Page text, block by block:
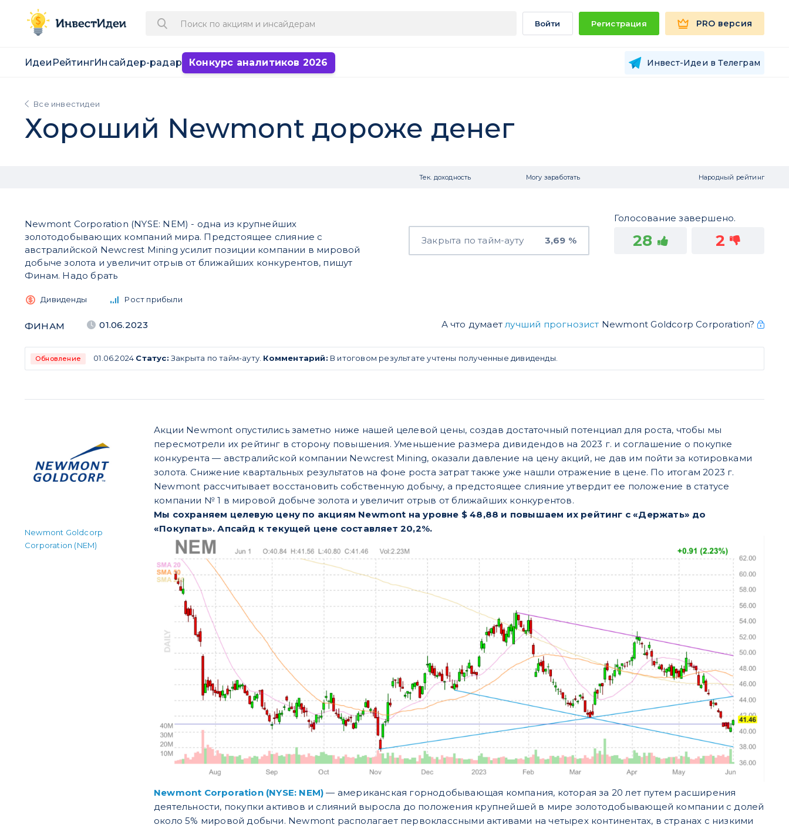
Войти Регистрация PRO версия
Идеи РейтингИнсайдер-радар Конкурс аналитиков 2026 Инвест-Идеи в Телеграм
Все инвестидеи
Хороший Newmont дороже денег
Тек. доходность Могу заработать Народный рейтинг
Newmont Corporation (NYSE: NEM) - одна из крупнейших
золотодобывающих компаний мира. Предстоящее слияние с
австралийской Newcrest Mining усилит позиции компании в мировой
добыче золота и увеличит отрыв от ближайших конкурентов, пишут
Финам. Надо брать
Закрыта по тайм-ауту 3,69 %
Голосование завершено.
28 2
Дивиденды Рост прибыли
ФИНАМ 01.06.2023 А что думает лучший прогнозист Newmont Goldcorp Corporation?
Обновление 01.06.2024 Статус: Закрыта по тайм-ауту. Комментарий: В итоговом результате учтены полученные дивиденды.
Newmont Goldcorp
Corporation (NEM)
Акции Newmont опустились заметно ниже нашей целевой цены, создав достаточный потенциал для роста, чтобы мы
пересмотрели их рейтинг в сторону повышения. Уменьшение размера дивидендов на 2023 г. и соглашение о покупке
конкурента — австралийской компании Newcrest Mining, оказали давление на цену акций, не дав им пойти за котировками
золота. Снижение квартальных результатов на фоне роста затрат также уже нашли отражение в цене. По итогам 2023 г.
Newmont рассчитывает восстановить собственную добычу, а предстоящее слияние утвердит ее положение в статусе
компании № 1 в мировой добыче золота и увеличит отрыв от ближайших конкурентов.
Мы сохраняем целевую цену по акциям Newmont на уровне $ 48,88 и повышаем их рейтинг с «Держать» до
«Покупать». Апсайд к текущей цене составляет 20,2%.
Newmont Corporation (NYSE: NEM) — американская горнодобывающая компания, которая за 20 лет путем расширения
деятельности, покупки активов и слияний выросла до положения крупнейшей в мире золотодобывающей компании с долей
около 5% мировой добычи. Newmont располагает первоклассными активами на четырех континентах, в странах с низкими